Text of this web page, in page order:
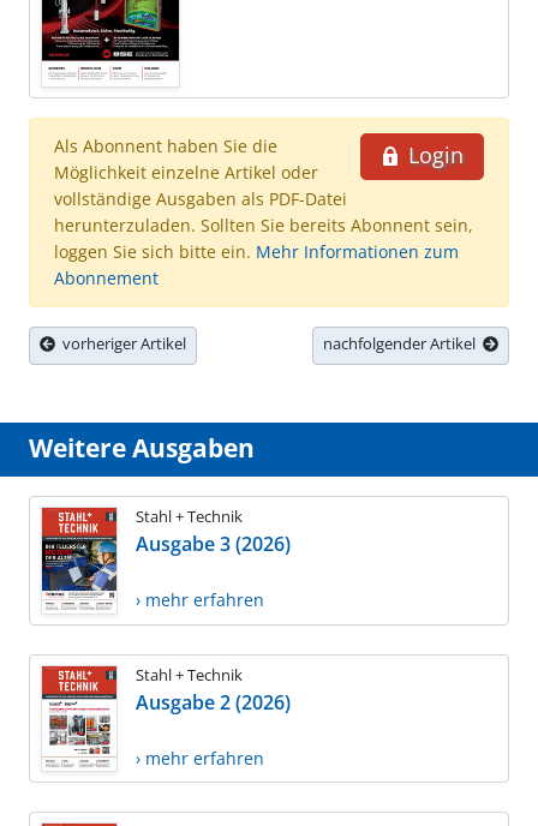
Login
Als Abonnent haben Sie die
Möglichkeit einzelne Artikel oder
vollständige Ausgaben als PDF-Datei
herunterzuladen. Sollten Sie bereits Abonnent sein,
loggen Sie sich bitte ein. Mehr Informationen zum
Abonnement
vorheriger Artikel nachfolgender Artikel
Weitere Ausgaben
Stahl + Technik
Ausgabe 3 (2026)
› mehr erfahren
Stahl + Technik
Ausgabe 2 (2026)
› mehr erfahren